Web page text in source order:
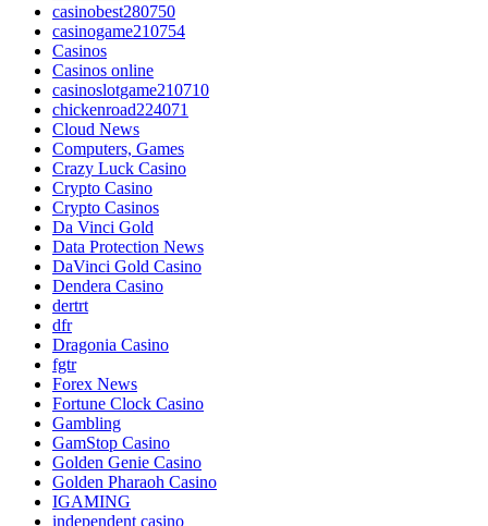
casinobest280750
casinogame210754
Casinos
Casinos online
casinoslotgame210710
chickenroad224071
Cloud News
Computers, Games
Crazy Luck Casino
Crypto Casino
Crypto Casinos
Da Vinci Gold
Data Protection News
DaVinci Gold Casino
Dendera Casino
dertrt
dfr
Dragonia Casino
fgtr
Forex News
Fortune Clock Casino
Gambling
GamStop Casino
Golden Genie Casino
Golden Pharaoh Casino
IGAMING
independent casino